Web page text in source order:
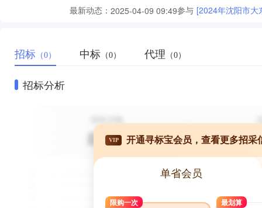
最新动态： 2025-04-09 09:49参与 [2024年沈阳市大
招标 （0） 中标 （0） 代理 （0）
招标分析
VIP 开通寻标宝会员，查看更多招采
单省会员
限购一次 最划算